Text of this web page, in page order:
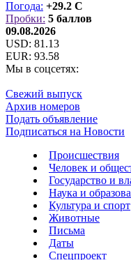
Погода: +29.2 C
Пробки: 5 баллов
09.08.2026
USD: 81.13
EUR: 93.58
Мы в соцсетях:
Свежий выпуск
Архив номеров
Подать объявление
Подписаться на Новости
Происшествия
Человек и
Государство и
Наука и
Культура и спорт
Животные
Письма
Даты
Спецпроект